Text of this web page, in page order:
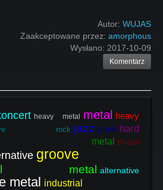
Autor: WUJAS
Zaakceptowane przez: amorphous
Wysłano: 2017-10-09
Komentarz
heavy metal metal heavy
rock jazz punk hard
metal
thrash
groove
metal
alternative
metal industrial